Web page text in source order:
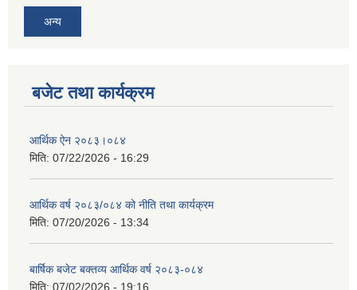
अन्य
बजेट तथा कार्यक्रम
आर्थिक ऐन २०८३।०८४
मिति: 07/22/2026 - 16:29
आर्थिक वर्ष २०८३/०८४ को नीति तथा कार्यक्रम
मिति: 07/20/2026 - 13:34
बार्षिक बजेट बक्तव्य आर्थिक वर्ष २०८३-०८४
मिति: 07/02/2026 - 19:16